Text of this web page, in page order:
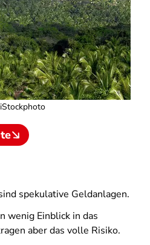
spekulative Geldanlagen.
wenig Einblick in das
aber das volle Risiko.